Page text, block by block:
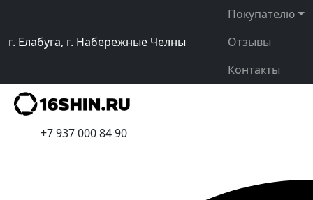
г. Елабуга, г. Набережные Челны
Покупателю
Отзывы
Контакты
+7 937 000 84 90